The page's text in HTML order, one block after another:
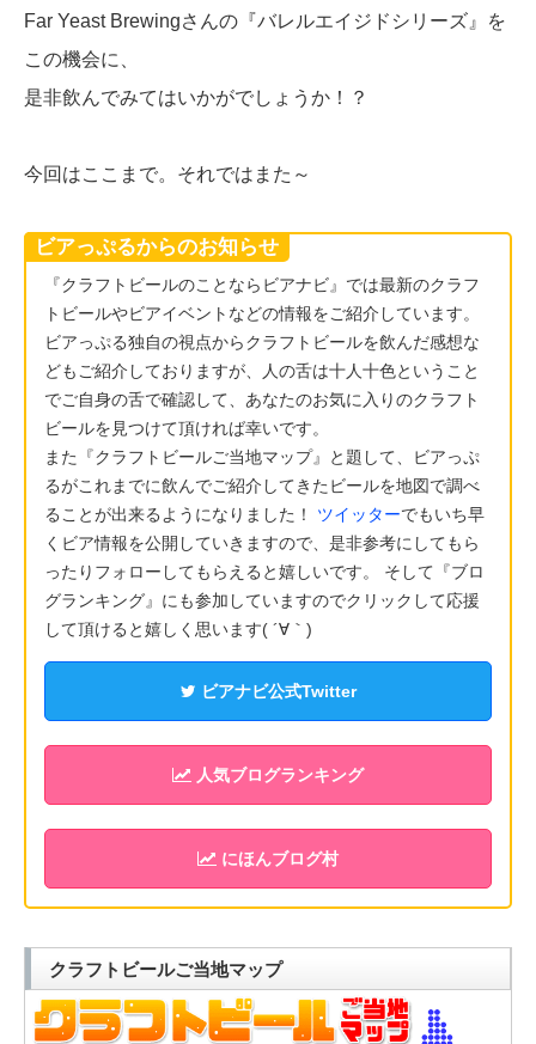
Far Yeast Brewingさんの『バレルエイジドシリーズ』を
この機会に、
是非飲んでみてはいかがでしょうか！？
今回はここまで。それではまた～
ビアっぷるからのお知らせ
『クラフトビールのことならビアナビ』では最新のクラフ
トビールやビアイベントなどの情報をご紹介しています。
ビアっぷる独自の視点からクラフトビールを飲んだ感想な
どもご紹介しておりますが、人の舌は十人十色ということ
でご自身の舌で確認して、あなたのお気に入りのクラフト
ビールを見つけて頂ければ幸いです。
また『クラフトビールご当地マップ』と題して、ビアっぷ
るがこれまでに飲んでご紹介してきたビールを地図で調べ
ることが出来るようになりました！ ツイッターでもいち早
くビア情報を公開していきますので、是非参考にしてもら
ったりフォローしてもらえると嬉しいです。 そして『ブロ
グランキング』にも参加していますのでクリックして応援
して頂けると嬉しく思います( ´∀｀)
ビアナビ公式Twitter
人気ブログランキング
にほんブログ村
クラフトビールご当地マップ